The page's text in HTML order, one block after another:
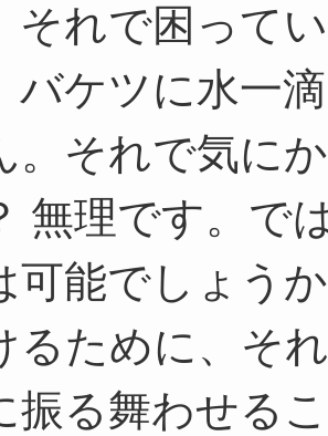
それで困って
バケツに水一
。それで気に
無理です。で
可能でしょう
るために、そ
振る舞わせる